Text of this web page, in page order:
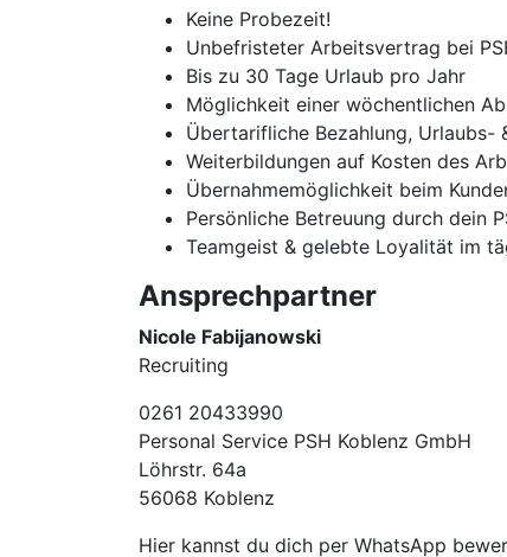
Keine Probezeit!
Unbefristeter Arbeitsvertrag bei
Bis zu 30 Tage Urlaub pro Jahr
Möglichkeit einer wöchentlichen
Übertarifliche Bezahlung, Urlaubs-
Weiterbildungen auf Kosten des
Übernahmemöglichkeit beim
Persönliche Betreuung durch dein
Teamgeist & gelebte Loyalität im
Ansprechpartner
Nicole Fabijanowski
Recruiting
0261 20433990
Personal Service PSH Koblenz GmbH
Löhrstr. 64a
56068 Koblenz
Hier kannst du dich per WhatsApp